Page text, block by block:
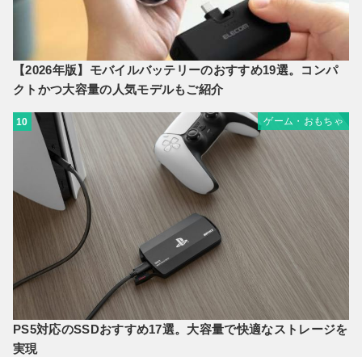
【2026年版】モバイルバッテリーのおすすめ19選。コンパ
クトかつ大容量の人気モデルもご紹介
10 ゲーム・おもちゃ
PS5対応のSSDおすすめ17選。大容量で快適なストレージを
実現